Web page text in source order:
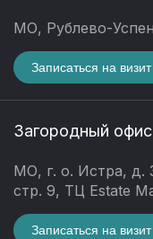
МО, Рублево-
Записаться на визит
Загородный
МО, г. о. Истра, д.
стр. 9, ТЦ Estate
Записаться на визит